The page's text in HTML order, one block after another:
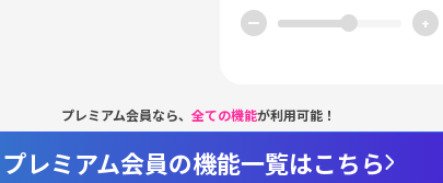
ー +
プレミアム会員なら、 全ての機能が利用可能！
プレミアム会員の機能一覧はこちら